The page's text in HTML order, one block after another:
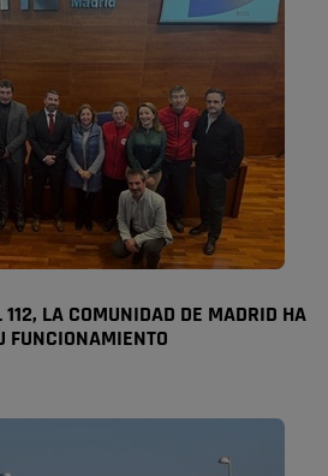
112, LA COMUNIDAD DE MADRID HA
FUNCIONAMIENTO